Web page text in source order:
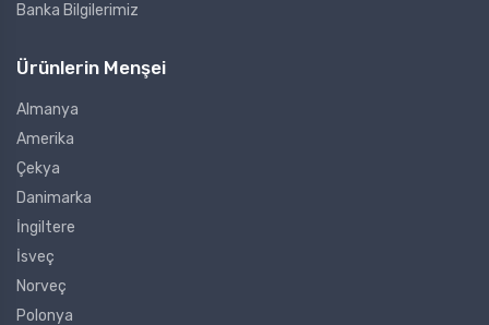
Banka Bilgilerimiz
Ürünlerin Menşei
Almanya
Amerika
Çekya
Danimarka
İngiltere
İsveç
Norveç
Polonya